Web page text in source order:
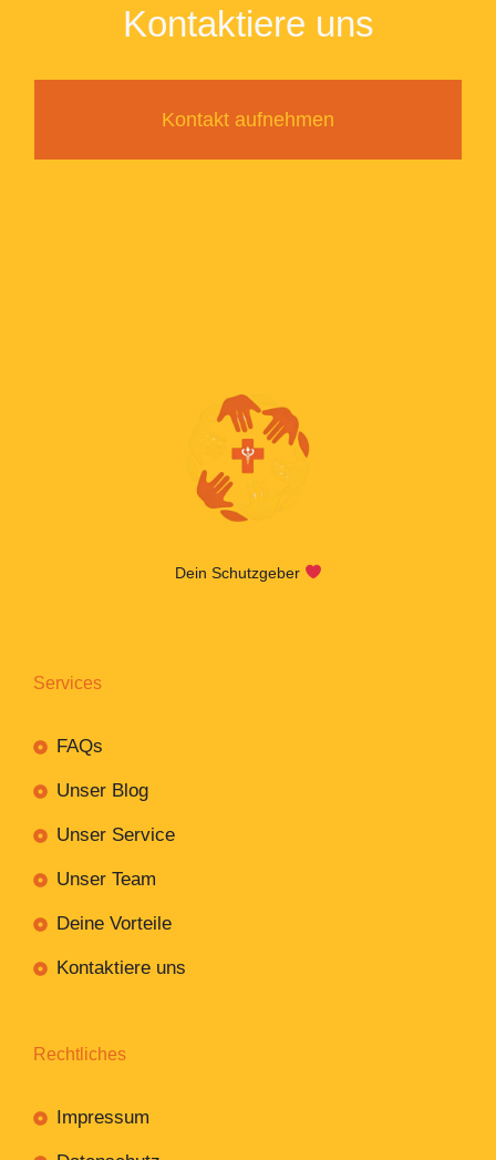
Kontaktiere uns
Kontakt aufnehmen
Dein Schutzgeber
Services
FAQs
Unser Blog
Unser Service
Unser Team
Deine Vorteile
Kontaktiere uns
Rechtliches
Impressum